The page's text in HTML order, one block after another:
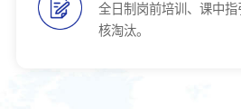
全日制岗前培训、课中
核淘汰。